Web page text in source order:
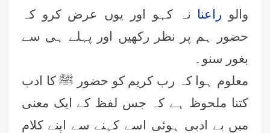
والو راعنا نہ کہو اور یوں عرض کرو کہ
حضور ہم پر نظر رکھیں اور پہلے ہی سے
بغور سنو۔
معلوم ہوا کہ رب کریم کو حضور ﷺ کا ادب
کتنا ملحوظ ہے کہ جس لفظ کے ایک معنی
میں بے ادبی ہوئی اسے کہنے سے اپنے کلام